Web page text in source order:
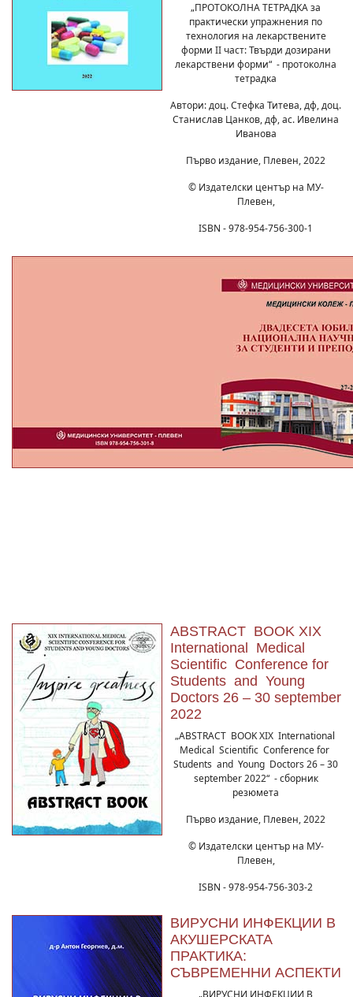
„ПРОТОКОЛНА ТЕТРАДКА за
практически упражнения по
технология на лекарствените
форми II част: Твърди дозирани
лекарствени форми“ - протоколна
тетрадка
Автори: доц. Стефка Титева, дф, доц.
Станислав Цанков, дф, ас. Ивелина
Иванова
Първо издание, Плевен, 2022
© Издателски център на МУ-
Плевен,
ISBN - 978-954-756-300-1
ABSTRACT BOOK XIX
International Medical
Scientific Conference for
Students and Young
Doctors 26 – 30 september
2022
„ABSTRACT BOOK XIX International
Medical Scientific Conference for
Students and Young Doctors 26 – 30
september 2022“ - сборник
резюмета
Първо издание, Плевен, 2022
© Издателски център на МУ-
Плевен,
ISBN - 978-954-756-303-2
ВИРУСНИ ИНФЕКЦИИ В
АКУШЕРСКАТА
ПРАКТИКА:
СЪВРЕМЕННИ АСПЕКТИ
„ВИРУСНИ ИНФЕКЦИИ В